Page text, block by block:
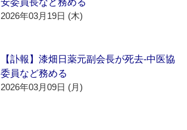
安委員長など務める
2026年03月19日 (木)
【訃報】漆畑日薬元副会長が死去‐中医協
委員など務める
2026年03月09日 (月)